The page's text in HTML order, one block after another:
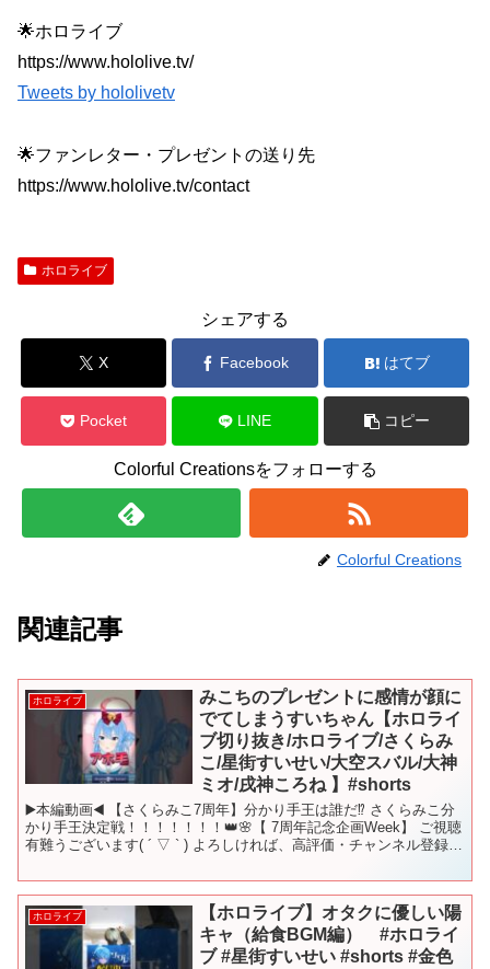
🌟ホロライブ
https://www.hololive.tv/
Tweets by hololivetv
🌟ファンレター・プレゼントの送り先
https://www.hololive.tv/contact
ホロライブ
シェアする
X Facebook はてブ
Pocket LINE コピー
Colorful Creationsをフォローする
Colorful Creations
関連記事
ホロライブ
みこちのプレゼントに感情が顔に
でてしまうすいちゃん【ホロライ
ブ切り抜き/ホロライブ/さくらみ
こ/星街すいせい/大空スバル/大神
ミオ/戌神ころね 】#shorts
▶️本編動画◀️ 【さくらみこ7周年】分かり手王は誰だ⁉ さくらみこ分
かり手王決定戦！！！！！！！👑🌸【 7周年記念企画Week】 ご視聴
有難うございます( ´ ▽ ` ) よろしければ、高評価・チャンネル登録お
ホロライブ
【ホロライブ】オタクに優しい陽
キャ（給食BGM編） #ホロライ
ブ #星街すいせい #shorts #金色